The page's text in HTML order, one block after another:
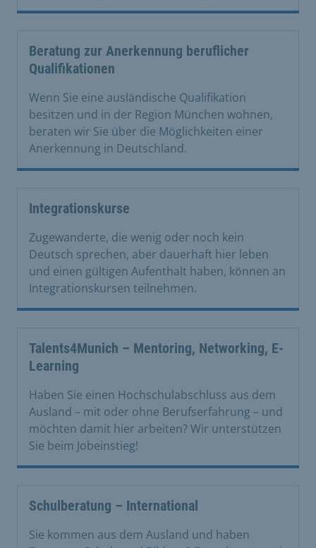
Beratung zur Anerkennung beruflicher
Qualifikationen
Wenn Sie eine ausländische Qualifikation
besitzen und in der Region München wohnen,
beraten wir Sie über die Möglichkeiten einer
Anerkennung in Deutschland.
Integrationskurse
Zugewanderte, die wenig oder noch kein
Deutsch sprechen, aber dauerhaft hier leben
und einen gültigen Aufenthalt haben, können an
Integrationskursen teilnehmen.
Talents4Munich – Mentoring, Networking, E-
Learning
Haben Sie einen Hochschulabschluss aus dem
Ausland – mit oder ohne Berufserfahrung – und
möchten damit hier arbeiten? Wir unterstützen
Sie beim Jobeinstieg!
Schulberatung – International
Sie kommen aus dem Ausland und haben